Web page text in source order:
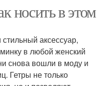
носить в этом
аксессуар,
в любой женский
снова вошли в моду и
Гетры не только